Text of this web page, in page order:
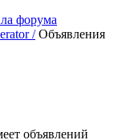
/ Объявления
объявлений